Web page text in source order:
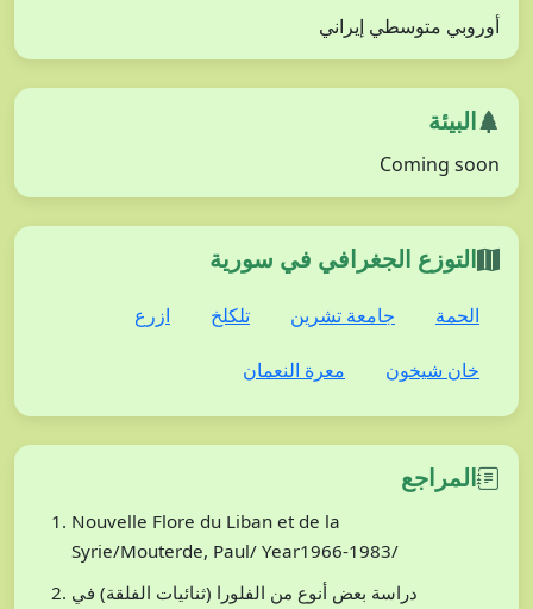
أوروبي متوسطي إيراني
البيئة
Coming soon
التوزع الجغرافي في سورية
الحمة جامعة تشرين تلكلخ ازرع
خان شيخون معرة النعمان
المراجع
Nouvelle Flore du Liban et de la
Syrie/Mouterde, Paul/ Year1966-1983/
دراسة بعض أنوع من الفلورا (ثنائيات الفلقة) في